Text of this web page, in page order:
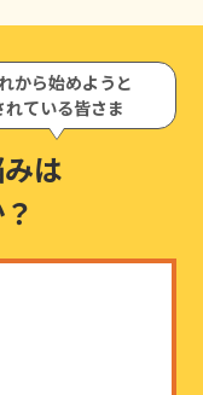
から始めようと
れている皆さま
は